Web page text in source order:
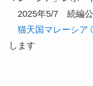
2025年5/7 続編公
猫天国マレーシア
します